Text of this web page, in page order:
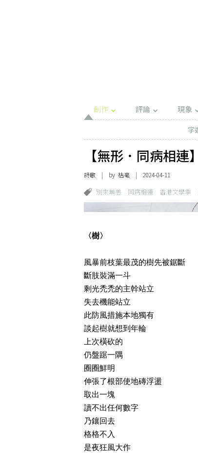
創作 評論 現象
字
【無形．同病相連
詩歌 | by 枯毫 | 2024-04-11
別來無恙 同病相連 香港文學季
〈樹〉
風暴前枝葉最茂的樹先被鋸斷
斷肢裝滿一斗
剩光禿禿的主幹站立
失去機能站立
此防風措施本地獨有
談起樹就想到年輪
上次橫砍的
仍盤踞一隅
圈圈鮮明
伸張了根部使地磚浮盪
取出一塊
讀不出任何數字
乃鑲回去
格格不入
是夜狂風大作